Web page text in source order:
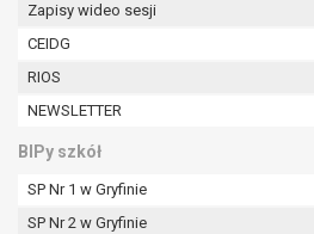
Zapisy wideo sesji
CEIDG
RIOS
NEWSLETTER
BIPy szkół
SP Nr 1 w Gryfinie
SP Nr 2 w Gryfinie